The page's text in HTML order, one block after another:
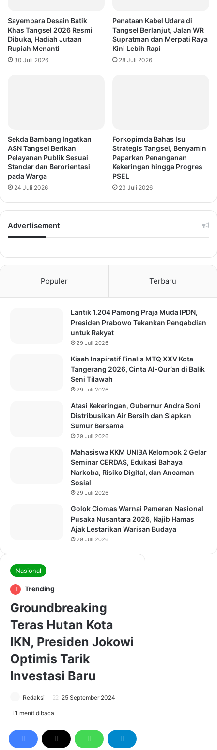
Sayembara Desain Batik
Khas Tangsel 2026 Resmi
Dibuka, Hadiah Jutaan
Rupiah Menanti
30 Juli 2026
Penataan Kabel Udara di
Tangsel Berlanjut, Jalan WR
Supratman dan Merpati Raya
Kini Lebih Rapi
28 Juli 2026
Sekda Bambang Ingatkan
ASN Tangsel Berikan
Pelayanan Publik Sesuai
Standar dan Berorientasi
pada Warga
24 Juli 2026
Forkopimda Bahas Isu
Strategis Tangsel, Benyamin
Paparkan Penanganan
Kekeringan hingga Progres
PSEL
23 Juli 2026
Advertisement
Populer Terbaru
Lantik 1.204 Pamong Praja Muda IPDN,
Presiden Prabowo Tekankan Pengabdian
untuk Rakyat
29 Juli 2026
Kisah Inspiratif Finalis MTQ XXV Kota
Tangerang 2026, Cinta Al-Qur’an di Balik
Seni Tilawah
29 Juli 2026
Atasi Kekeringan, Gubernur Andra Soni
Distribusikan Air Bersih dan Siapkan
Sumur Bersama
29 Juli 2026
Mahasiswa KKM UNIBA Kelompok 2 Gelar
Seminar CERDAS, Edukasi Bahaya
Narkoba, Risiko Digital, dan Ancaman
Sosial
29 Juli 2026
Golok Ciomas Warnai Pameran Nasional
Pusaka Nusantara 2026, Najib Hamas
Ajak Lestarikan Warisan Budaya
29 Juli 2026